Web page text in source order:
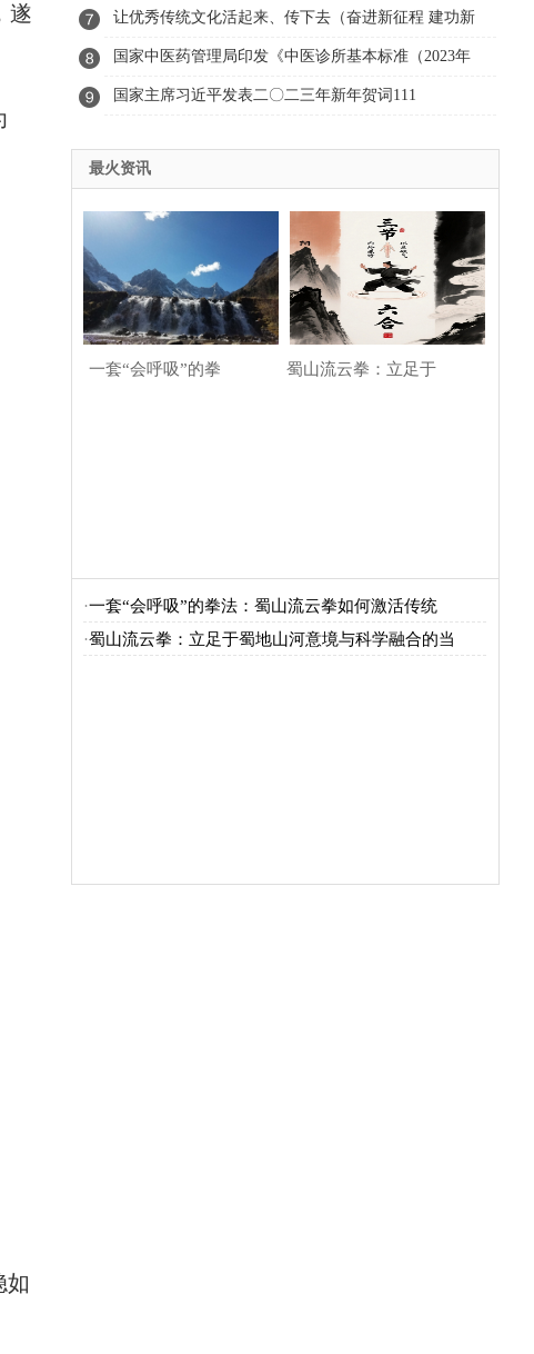
遂
如
伟业不断推向前进111
让优秀传统文化活起来、传下去（奋进新征程 建功新
时代·伟大变革）111
国家中医药管理局印发《中医诊所基本标准（2023年
版）》111
国家主席习近平发表二〇二三年新年贺词111
最火资讯
一套“会呼吸”的拳 蜀山流云拳：立足于
·一套“会呼吸”的拳法：蜀山流云拳如何激活传统
·蜀山流云拳：立足于蜀地山河意境与科学融合的当